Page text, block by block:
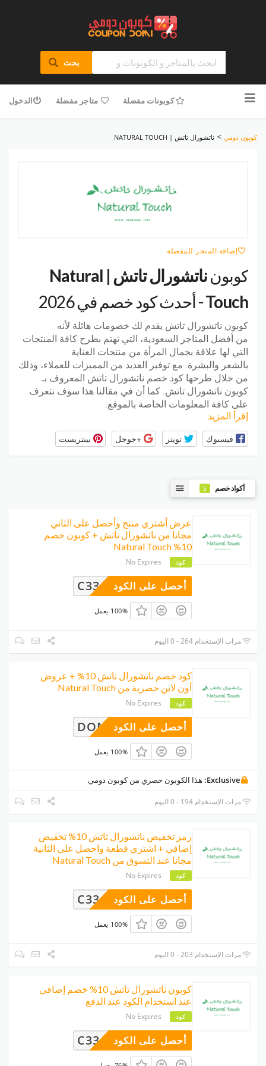
بحث
للمحتوى
كوبونات مفضلة متاجر مفضلة الدخول
كوبون دومي > ناتشورال تاتش | NATURAL TOUCH
إضافة المتجر للمفضلة
كوبون
ناتشورال تاتش | Natural
Touch- أحدث كود خصم في 2026
كوبون ناتشورال تاتش يقدم لك خصومات هائلة لأنه
من أفضل المتاجر السعودية، التي تهتم بطرح كافة المنتجات
التي لها علاقة بجمال المرأة من منتجات العناية
بالشعر والبشرة. مع توفير العديد من المميزات للعملاء، وذلك
من خلال طرحها كود خصم ناتشورال تاتش المعروف بـ
كوبون ناتشورال تاتش. كما أن في مقالنا هذا سوف نتعرف
على كافة المعلومات الخاصة بالموقع.
إقرأ المزيد
فيسبوك تويتر +جوجل بينتريست
أكواد خصم 5
عرض أشتري منتج وأحصل على الثاني
مجانا من ناتشورال تاتش + كوبون خصم
10% Natural Touch
كود No Expires
C33 أحصل على الكود
100% يعمل
مرات الإستخدام 264 - 0 اليوم
كود خصم ناتشورال تاتش 10% + عروض
أون لاين حصرية من Natural Touch
كود No Expires
DOMI أحصل على الكود
100% يعمل
Exclusive: هذا الكوبون حصري من كوبون دومي
مرات الإستخدام 194 - 0 اليوم
رمز تخفيض ناتشورال تاتش 10% تخفيض
إضافي + اشتري قطعة واحصل على الثانية
مجانا عند التسوق من Natural Touch
كود No Expires
C33 أحصل على الكود
100% يعمل
مرات الإستخدام 203 - 0 اليوم
كوبون ناتشورال تاتش 10% خصم إضافي
عند استخدام الكود عند الدفع
كود No Expires
C33 أحصل على الكود